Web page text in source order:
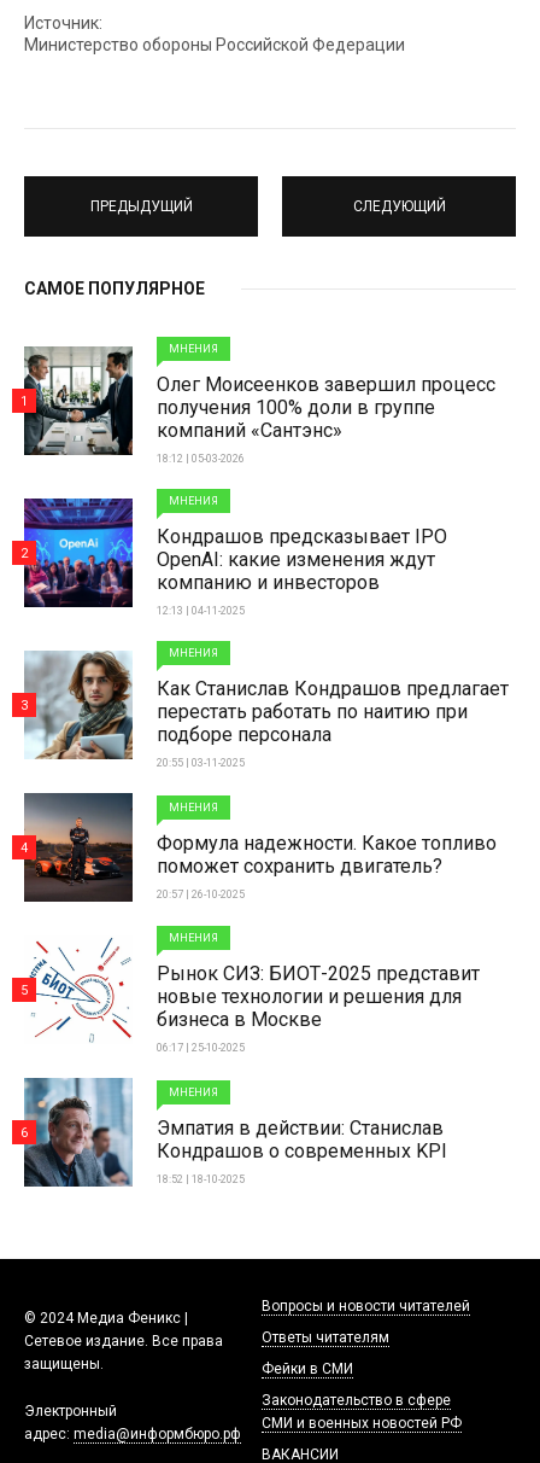
Источник:
Министерство обороны Российской Федерации
ПРЕДЫДУЩИЙ СЛЕДУЮЩИЙ
САМОЕ ПОПУЛЯРНОЕ
МНЕНИЯ
Олег Моисеенков завершил процесс
получения 100% доли в группе
компаний «Сантэнс»
18:12 | 05-03-2026
1
МНЕНИЯ
Кондрашов предсказывает IPO
OpenAI: какие изменения ждут
компанию и инвесторов
12:13 | 04-11-2025
2
МНЕНИЯ
Как Станислав Кондрашов предлагает
перестать работать по наитию при
подборе персонала
20:55 | 03-11-2025
3
МНЕНИЯ
Формула надежности. Какое топливо
поможет сохранить двигатель?
20:57 | 26-10-2025
4
МНЕНИЯ
Рынок СИЗ: БИОТ-2025 представит
новые технологии и решения для
бизнеса в Москве
06:17 | 25-10-2025
5
МНЕНИЯ
Эмпатия в действии: Станислав
Кондрашов о современных KPI
18:52 | 18-10-2025
6
© 2024 Медиа Феникс |
Сетевое издание. Все права
защищены.
Электронный
адрес: media@информбюро.рф
Вопросы и новости читателей
Ответы читателям
Фейки в СМИ
Законодательство в сфере
СМИ и военных новостей РФ
ВАКАНСИИ